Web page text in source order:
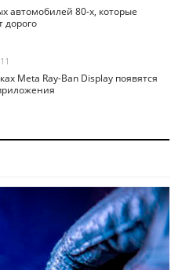
автомобилей 80-х, которые
дорого
Meta Ray-Ban Display появятся